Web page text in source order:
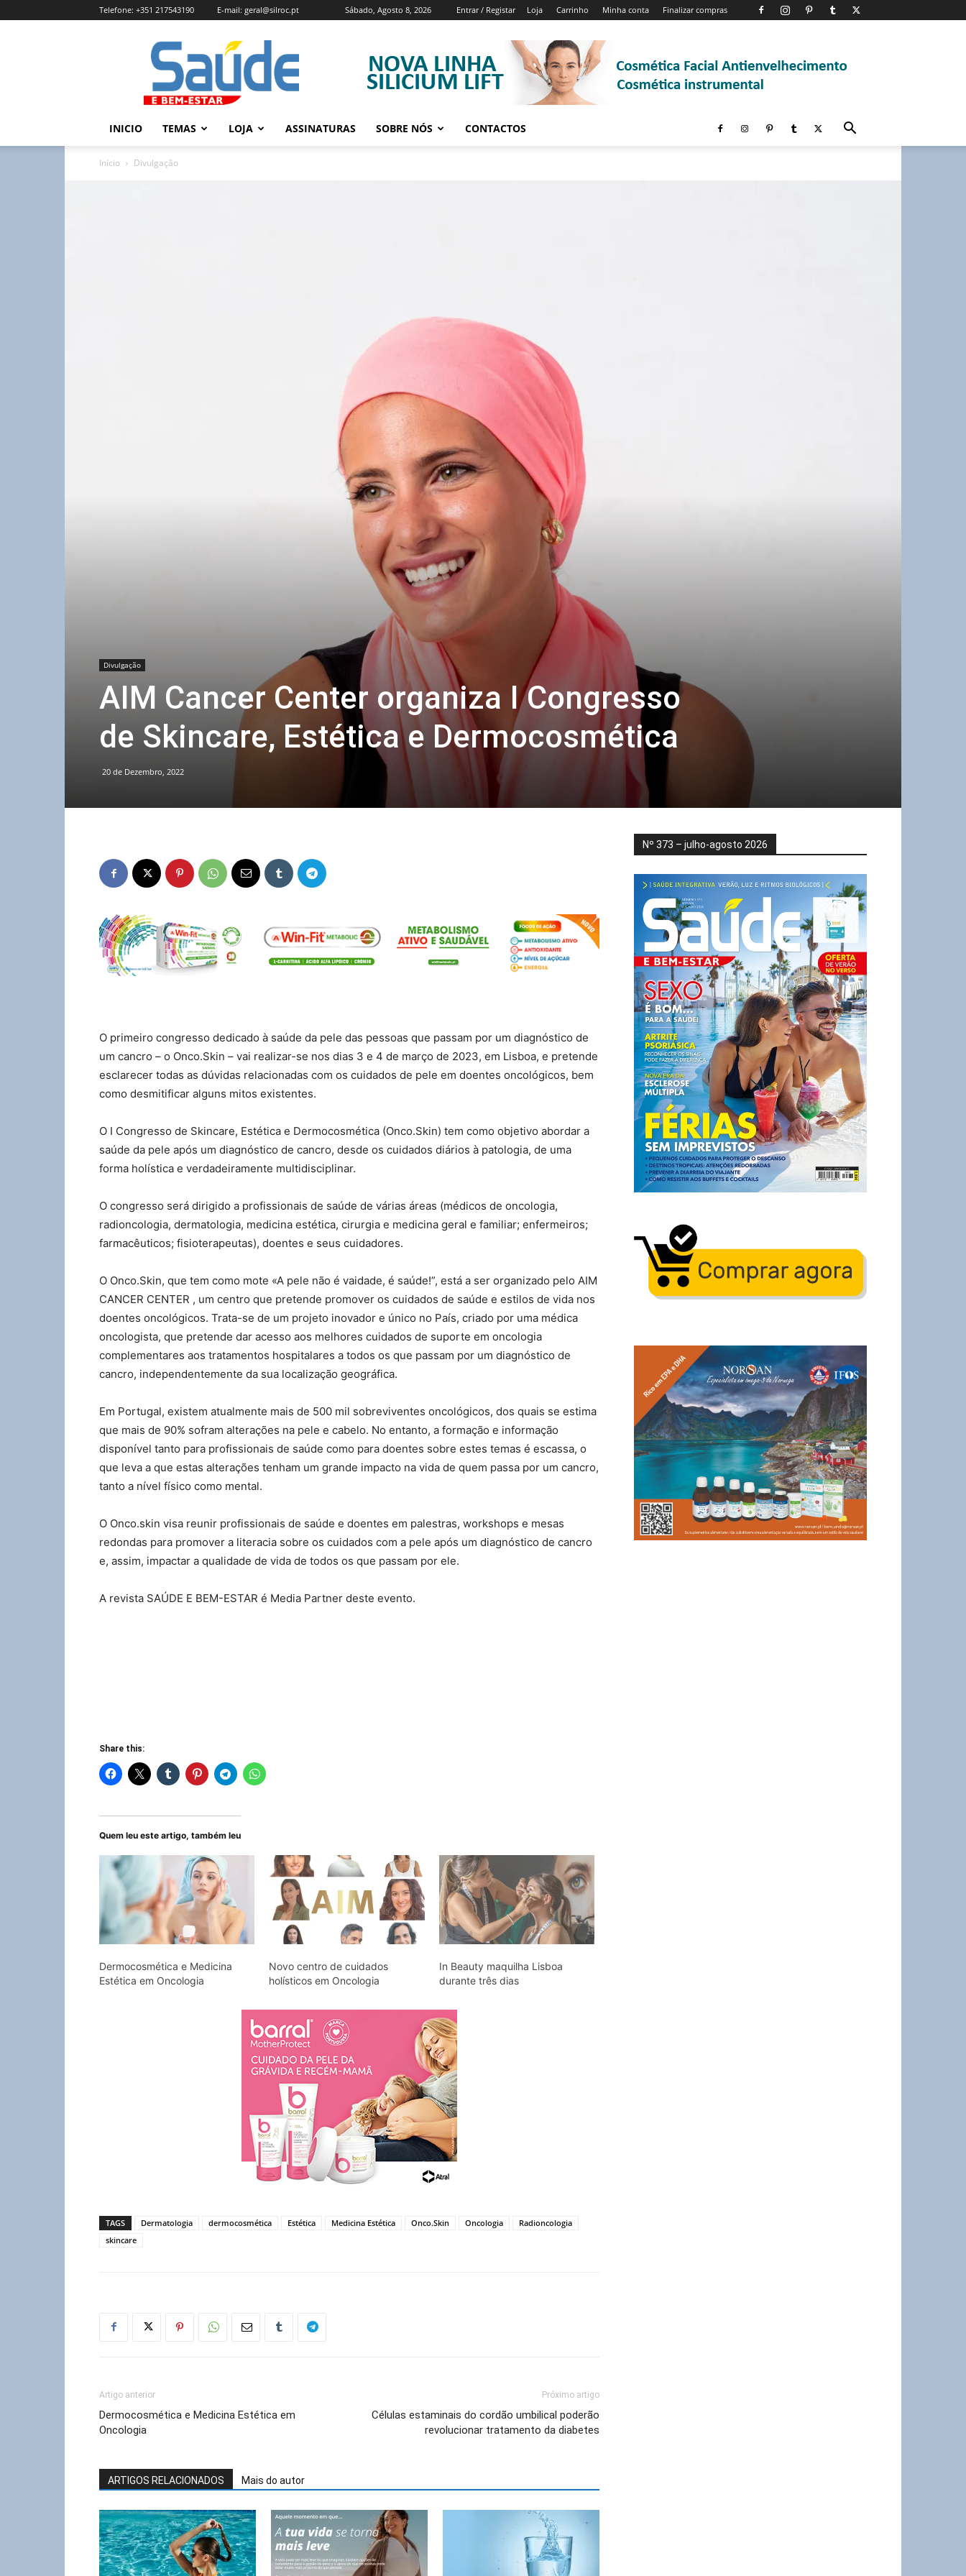
Sábado, Agosto 8, 2026 Entrar / Registar Loja Carrinho Minha conta Finalizar compras
Telefone: +351 217543190 E-mail: geral@silroc.pt
Revista
Saúde
e
Bem
Estar
Edição
INICIO TEMAS LOJA ASSINATURAS SOBRE NÓS CONTACTOS
Início Divulgação
Divulgação
AIM Cancer Center organiza I Congresso
de Skincare, Estética e Dermocosmética
20 de Dezembro, 2022
O primeiro congresso dedicado à saúde da pele das pessoas que passam por um diagnóstico de
um cancro – o Onco.Skin – vai realizar-se nos dias 3 e 4 de março de 2023, em Lisboa, e pretende
esclarecer todas as dúvidas relacionadas com os cuidados de pele em doentes oncológicos, bem
como desmitificar alguns mitos existentes.
O I Congresso de Skincare, Estética e Dermocosmética (Onco.Skin) tem como objetivo abordar a
saúde da pele após um diagnóstico de cancro, desde os cuidados diários à patologia, de uma
forma holística e verdadeiramente multidisciplinar.
O congresso será dirigido a profissionais de saúde de várias áreas (médicos de oncologia,
radioncologia, dermatologia, medicina estética, cirurgia e medicina geral e familiar; enfermeiros;
farmacêuticos; fisioterapeutas), doentes e seus cuidadores.
O Onco.Skin, que tem como mote «A pele não é vaidade, é saúde!”, está a ser organizado pelo AIM
CANCER CENTER , um centro que pretende promover os cuidados de saúde e estilos de vida nos
doentes oncológicos. Trata-se de um projeto inovador e único no País, criado por uma médica
oncologista, que pretende dar acesso aos melhores cuidados de suporte em oncologia
complementares aos tratamentos hospitalares a todos os que passam por um diagnóstico de
cancro, independentemente da sua localização geográfica.
Em Portugal, existem atualmente mais de 500 mil sobreviventes oncológicos, dos quais se estima
que mais de 90% sofram alterações na pele e cabelo. No entanto, a formação e informação
disponível tanto para profissionais de saúde como para doentes sobre estes temas é escassa, o
que leva a que estas alterações tenham um grande impacto na vida de quem passa por um cancro,
tanto a nível físico como mental.
O Onco.skin visa reunir profissionais de saúde e doentes em palestras, workshops e mesas
redondas para promover a literacia sobre os cuidados com a pele após um diagnóstico de cancro
e, assim, impactar a qualidade de vida de todos os que passam por ele.
A revista SAÚDE E BEM-ESTAR é Media Partner deste evento.
Share this:
Quem leu este artigo, também leu
Dermocosmética e Medicina
Estética em Oncologia
Novo centro de cuidados
holísticos em Oncologia
In Beauty maquilha Lisboa
durante três dias
TAGS Dermatologia dermocosmética Estética Medicina Estética Onco.Skin Oncologia
Radioncologia
skincare
Artigo anterior
Dermocosmética e Medicina Estética em
Oncologia
Próximo artigo
Células estaminais do cordão umbilical poderão
revolucionar tratamento da diabetes
ARTIGOS RELACIONADOS Mais do autor
Nº 373 – julho-agosto 2026